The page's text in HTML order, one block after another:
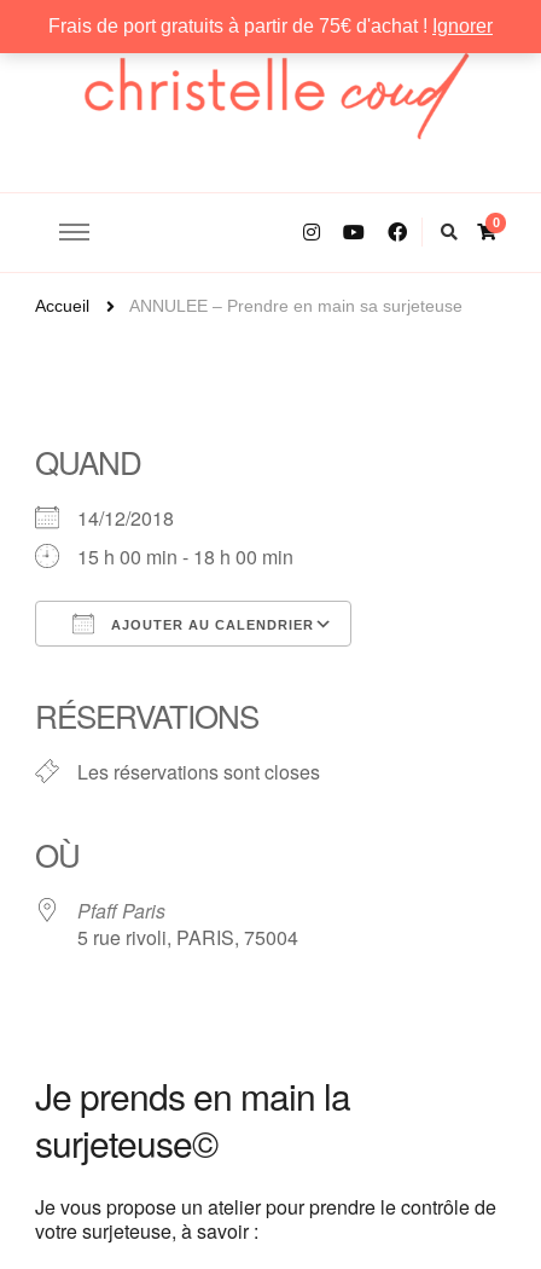
Frais de port gratuits à partir de 75€ d'achat ! Ignorer
0
Accueil ANNULEE – Prendre en main sa surjeteuse
QUAND
14/12/2018
15 h 00 min - 18 h 00 min
AJOUTER AU CALENDRIER
RÉSERVATIONS
Les réservations sont closes
OÙ
Pfaff Paris
5 rue rivoli, PARIS, 75004
Je prends en main la
surjeteuse©
Je vous propose un atelier pour prendre le contrôle de
votre surjeteuse, à savoir :